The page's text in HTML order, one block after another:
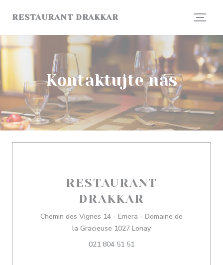
RESTAURANT DRAKKAR
Kontaktujte nás
RESTAURANT
DRAKKAR
Chemin des Vignes 14 - Emera - Domaine de
la Gracieuse 1027 Lonay((otevře se v novém
021 804 51 51